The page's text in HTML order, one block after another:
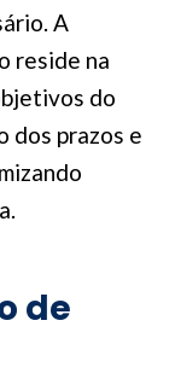
A
reside na
do
dos prazos e
de